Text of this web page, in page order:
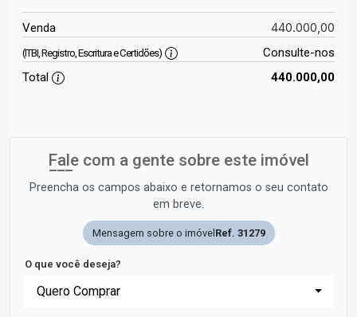
Venda 440.000,00
(ITBI, Registro, Escritura e Certidões)
Consulte-nos
Total
440.000,00
Fale com a gente sobre este imóvel
Preencha os campos abaixo e retornamos o seu contato
em breve.
Mensagem sobre o imóvel Ref. 31279
O que você deseja?
Quero Comprar